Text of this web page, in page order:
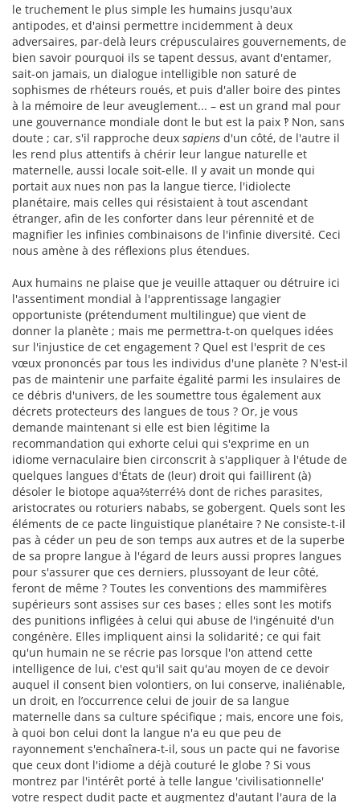
le truchement le plus simple les humains jusqu'aux
antipodes, et d'ainsi permettre incidemment à deux
adversaires, par-delà leurs crépusculaires gouvernements, de
bien savoir pourquoi ils se tapent dessus, avant d'entamer,
sait-on jamais, un dialogue intelligible non saturé de
sophismes de rhéteurs roués, et puis d'aller boire des pintes
à la mémoire de leur aveuglement... – est un grand mal pour
une gouvernance mondiale dont le but est la paix ‽ Non, sans
doute ; car, s'il rapproche deux sapiens d'un côté, de l'autre il
les rend plus attentifs à chérir leur langue naturelle et
maternelle, aussi locale soit-elle. Il y avait un monde qui
portait aux nues non pas la langue tierce, l'idiolecte
planétaire, mais celles qui résistaient à tout ascendant
étranger, afin de les conforter dans leur pérennité et de
magnifier les infinies combinaisons de l'infinie diversité. Ceci
nous amène à des réflexions plus étendues.
Aux humains ne plaise que je veuille attaquer ou détruire ici
l'assentiment mondial à l'apprentissage langagier
opportuniste (prétendument multilingue) que vient de
donner la planète ; mais me permettra-t-on quelques idées
sur l'injustice de cet engagement ? Quel est l'esprit de ces
vœux prononcés par tous les individus d'une planète ? N'est-il
pas de maintenir une parfaite égalité parmi les insulaires de
ce débris d'univers, de les soumettre tous également aux
décrets protecteurs des langues de tous ? Or, je vous
demande maintenant si elle est bien légitime la
recommandation qui exhorte celui qui s'exprime en un
idiome vernaculaire bien circonscrit à s'appliquer à l'étude de
quelques langues d'États de (leur) droit qui faillirent (à)
désoler le biotope aqua⅔terré⅓ dont de riches parasites,
aristocrates ou roturiers nababs, se gobergent. Quels sont les
éléments de ce pacte linguistique planétaire ? Ne consiste-t-il
pas à céder un peu de son temps aux autres et de la superbe
de sa propre langue à l'égard de leurs aussi propres langues
pour s'assurer que ces derniers, plussoyant de leur côté,
feront de même ? Toutes les conventions des mammifères
supérieurs sont assises sur ces bases ; elles sont les motifs
des punitions infligées à celui qui abuse de l'ingénuité d'un
congénère. Elles impliquent ainsi la solidarité ; ce qui fait
qu'un humain ne se récrie pas lorsque l'on attend cette
intelligence de lui, c'est qu'il sait qu'au moyen de ce devoir
auquel il consent bien volontiers, on lui conserve, inaliénable,
un droit, en l’occurrence celui de jouir de sa langue
maternelle dans sa culture spécifique ; mais, encore une fois,
à quoi bon celui dont la langue n'a eu que peu de
rayonnement s'enchaînera-t-il, sous un pacte qui ne favorise
que ceux dont l'idiome a déjà couturé le globe ? Si vous
montrez par l'intérêt porté à telle langue 'civilisationnelle'
votre respect dudit pacte et augmentez d'autant l'aura de la